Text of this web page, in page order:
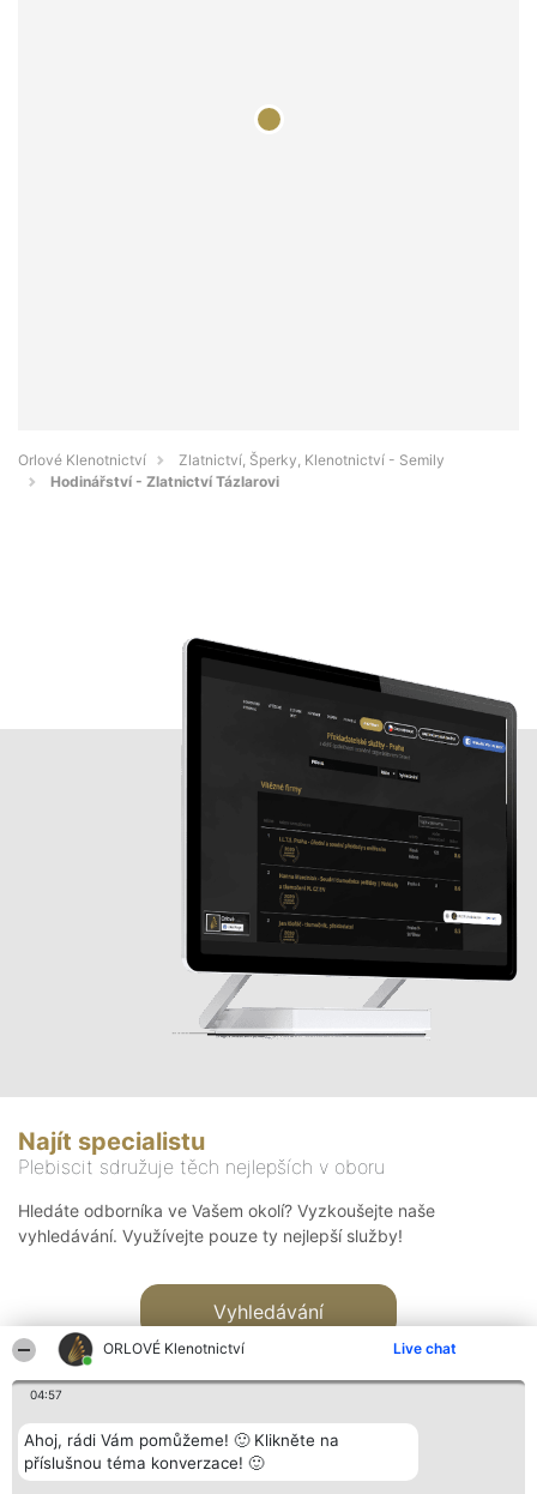
ORLOVÉ Klenotnictví Live chat
04:57
Ahoj, rádi Vám pomůžeme! 🙂 Klikněte na
příslušnou téma konverzace! 🙂
Orlové Klenotnictví
Zlatnictví, Šperky, Klenotnictví - Semily
Hodinářství - Zlatnictví Tázlarovi
Najít specialistu
Plebiscit sdružuje těch nejlepších v oboru
Hledáte odborníka ve Vašem okolí? Vyzkoušejte naše
vyhledávání. Využívejte pouze ty nejlepší služby!
Vyhledávání